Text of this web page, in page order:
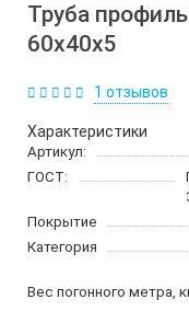
Труба
60х40х5
1 отзывов
Характеристики
Артикул:
ГОСТ:
Покрытие
Категория
Вес погонного метра,